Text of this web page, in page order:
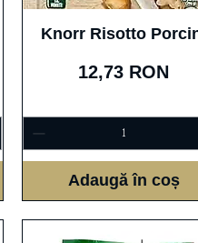
Afișare rapidă
Knorr Risotto
Preț
12,73 RON
Adaugă în coș